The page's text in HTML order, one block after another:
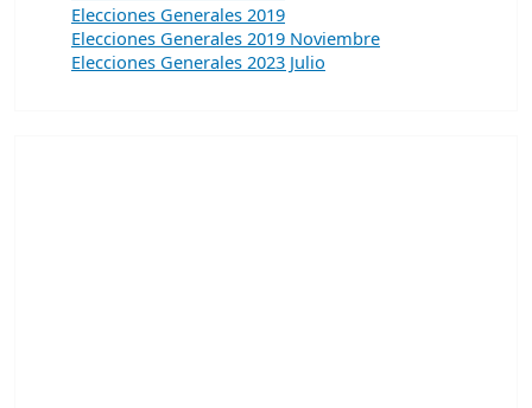
Elecciones Generales 2019
Elecciones Generales 2019 Noviembre
Elecciones Generales 2023 Julio